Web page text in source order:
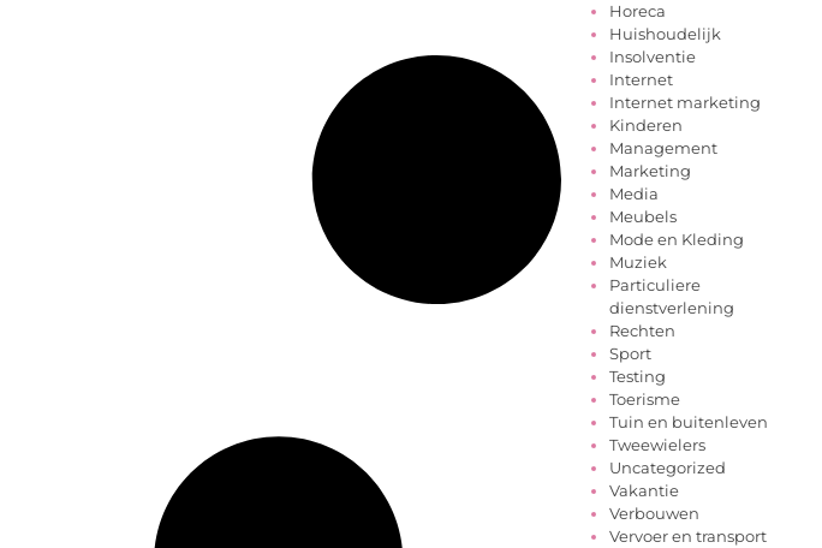
Horeca
Huishoudelijk
Insolventie
Internet
Internet marketing
Kinderen
Management
Marketing
Media
Meubels
Mode en Kleding
Muziek
Particuliere
dienstverlening
Rechten
Sport
Testing
Toerisme
Tuin en buitenleven
Tweewielers
Uncategorized
Vakantie
Verbouwen
Vervoer en transport